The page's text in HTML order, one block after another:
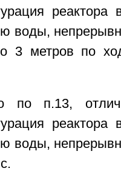
реактора
воды,
3 метров по
по п.13,
реактора
воды,